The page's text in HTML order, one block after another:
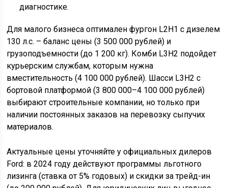
диагностике.
Для малого бизнеса оптимален фургон L2H1 с дизелем
130 л.с. – баланс цены (3 500 000 рублей) и
грузоподъемности (до 1 200 кг). Комби L3H2 подойдет
курьерским службам, которым нужна
вместительность (4 100 000 рублей). Шасси L3H2 с
бортовой платформой (3 800 000–4 100 000 рублей)
выбирают строительные компании, но только при
наличии постоянных заказов на перевозку сыпучих
материалов.
Актуальные цены уточняйте у официальных дилеров
Ford: в 2024 году действуют программы льготного
лизинга (ставка от 5% годовых) и скидки за трейд-ин